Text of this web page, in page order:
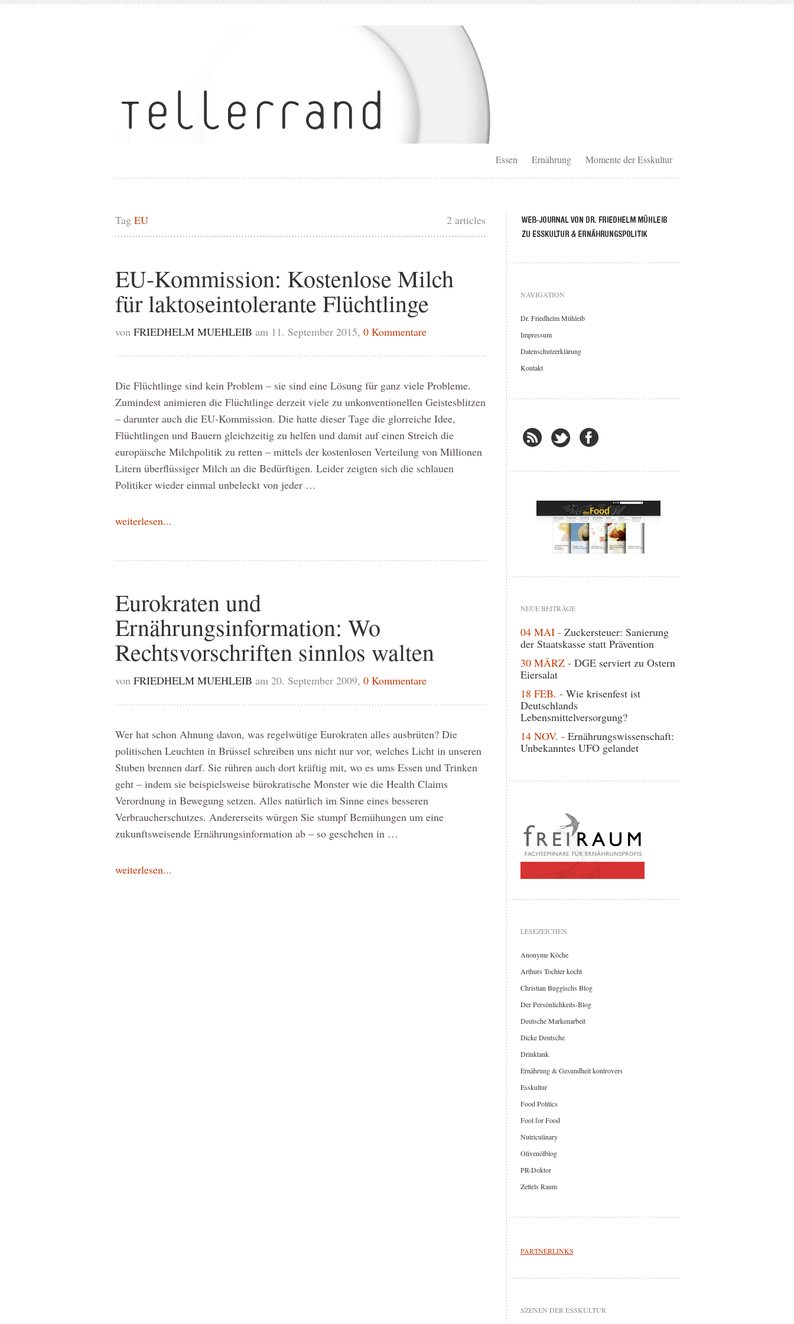
Essen Ernährung Momente der Esskultur
2 articles
Tag EU
EU-Kommission: Kostenlose Milch
für laktoseintolerante Flüchtlinge
von FRIEDHELM MUEHLEIB am 11. September 2015, 0 Kommentare
Die Flüchtlinge sind kein Problem – sie sind eine Lösung für ganz viele Probleme.
Zumindest animieren die Flüchtlinge derzeit viele zu unkonventionellen Geistesblitzen
– darunter auch die EU-Kommission. Die hatte dieser Tage die glorreiche Idee,
Flüchtlingen und Bauern gleichzeitig zu helfen und damit auf einen Streich die
europäische Milchpolitik zu retten – mittels der kostenlosen Verteilung von Millionen
Litern überflüssiger Milch an die Bedürftigen. Leider zeigten sich die schlauen
Politiker wieder einmal unbeleckt von jeder …
weiterlesen...
Eurokraten und
Ernährungsinformation: Wo
Rechtsvorschriften sinnlos walten
von FRIEDHELM MUEHLEIB am 20. September 2009, 0 Kommentare
Wer hat schon Ahnung davon, was regelwütige Eurokraten alles ausbrüten? Die
politischen Leuchten in Brüssel schreiben uns nicht nur vor, welches Licht in unseren
Stuben brennen darf. Sie rühren auch dort kräftig mit, wo es ums Essen und Trinken
geht – indem sie beispielsweise bürokratische Monster wie die Health Claims
Verordnung in Bewegung setzen. Alles natürlich im Sinne eines besseren
Verbraucherschutzes. Andererseits würgen Sie stumpf Bemühungen um eine
zukunftsweisende Ernährungsinformation ab – so geschehen in …
weiterlesen...
NAVIGATION
Dr. Friedhelm Mühleib
Impressum
Datenschutzerklärung
Kontakt
NEUE BEITRÄGE
04 MAI - Zuckersteuer: Sanierung
der Staatskasse statt Prävention
30 MÄRZ - DGE serviert zu Ostern
Eiersalat
18 FEB. - Wie krisenfest ist
Deutschlands
Lebensmittelversorgung?
14 NOV. - Ernährungswissenschaft:
Unbekanntes UFO gelandet
LESEZEICHEN
Anonyme Köche
Arthurs Tochter kocht
Christian Buggischs Blog
Der Persönlichkeits-Blog
Deutsche Markenarbeit
Dicke Deutsche
Drinktank
Ernährung & Gesundheit kontrovers
Esskultur
Food Politics
Fool for Food
Nutriculinary
Olivenölblog
PR-Doktor
Zettels Raum
PARTNERLINKS
SZENEN DER ESSKULTUR